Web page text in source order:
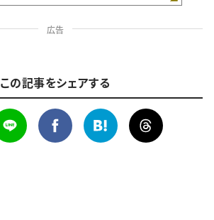
広告
この記事をシェアする